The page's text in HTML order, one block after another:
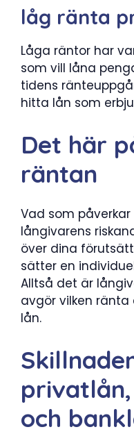
låg ränta
Låga räntor har
som vill låna
tidens
hitta lån som
Det här
räntan
Vad som
långivarens
över dina
sätter en
Alltså det är
avgör vilken
lån.
och